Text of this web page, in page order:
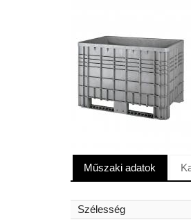
Műszaki adatok
Szélesség